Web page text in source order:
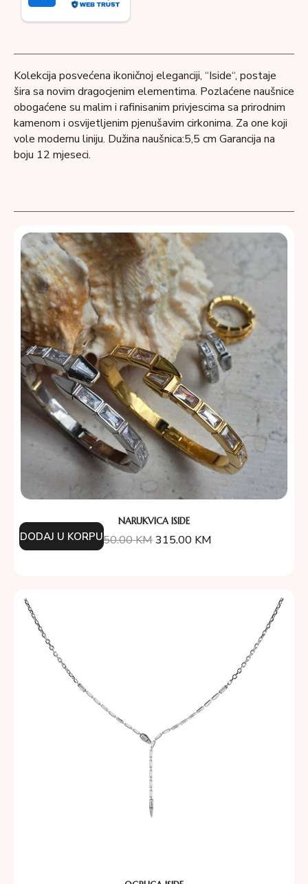
Kolekcija posvećena ikoničnoj eleganciji, “Iside“, postaje
šira sa novim dragocjenim elementima. Pozlaćene naušnice
obogaćene su malim i rafinisanim privjescima sa prirodnim
kamenom i osvijetljenim pjenušavim cirkonima. Za one koji
vole modernu liniju. Dužina naušnica:5,5 cm Garancija na
boju 12 mjeseci.
NARUKVICA ISIDE
450.00KM315.00 KM
DODAJ U KORPU